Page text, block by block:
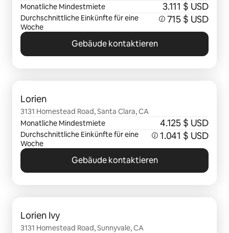
Monatliche Mindestmiete
3.111 $ USD
Durchschnittliche Einkünfte für eine
Woche
715 $ USD
Gebäude kontaktieren
Lorien
3131 Homestead Road, Santa Clara, CA
Monatliche Mindestmiete
4.125 $ USD
Durchschnittliche Einkünfte für eine
Woche
1.041 $ USD
Gebäude kontaktieren
Lorien Ivy
3131 Homestead Road, Sunnyvale, CA